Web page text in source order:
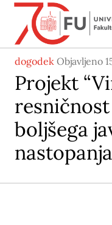
dogodek Objavljeno
Projekt
boljšega